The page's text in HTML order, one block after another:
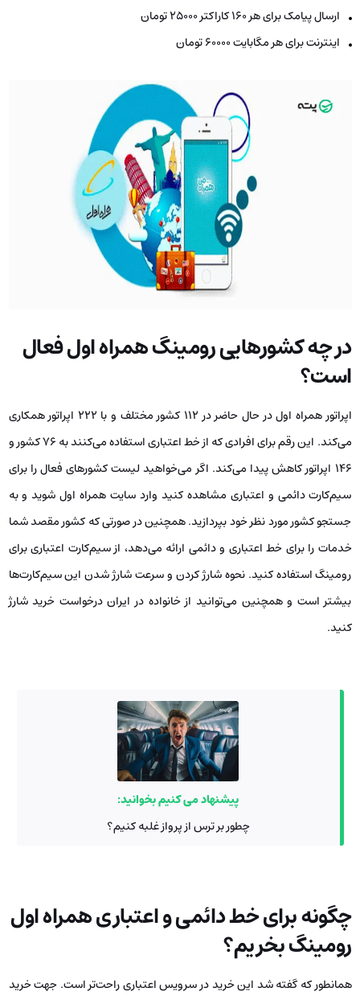
ارسال پیامک برای هر ۱۶۰ کاراکتر ۲۵۰۰۰ تومان
اینترنت برای هر مگابایت ۶۰۰۰۰ تومان
در چه کشورهایی رومینگ همراه اول فعال
است؟
اپراتور همراه اول در حال حاضر در ۱۱۲ کشور مختلف و با ۲۲۲ اپراتور همکاری
می‌کند. این رقم برای افرادی که از خط اعتباری استفاده می‌کنند به ۷۶ کشور و
۱۴۶ اپراتور کاهش پیدا می‌کند. اگر می‌خواهید لیست کشورهای فعال را برای
سیم‌کارت دائمی و اعتباری مشاهده کنید وارد سایت همراه اول شوید و به
جستجو کشور مورد نظر خود بپردازید. همچنین در صورتی که کشور مقصد شما
خدمات را برای خط اعتباری و دائمی ارائه می‌دهد، از سیم‌کارت اعتباری برای
رومینگ استفاده کنید. نحوه شارژ کردن و سرعت شارژ شدن این سیم‌کارت‌ها
بیشتر است و همچنین می‌توانید از خانواده در ایران درخواست خرید شارژ
کنید.
پیشنهاد می کنیم بخوانید:
چطور بر ترس از پرواز غلبه کنیم؟
چگونه برای خط دائمی و اعتباری همراه اول
رومینگ بخریم؟
همانطور که گفته شد این خرید در سرویس اعتباری راحت‌تر است. جهت خرید